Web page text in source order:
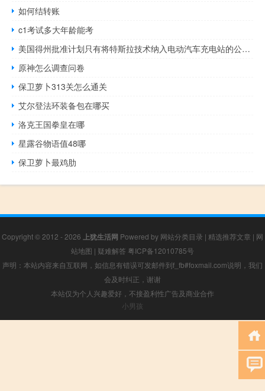
如何结转账
c1考试多大年龄能考
美国得州批准计划只有将特斯拉技术纳入电动汽车充电站的公司才有资格获联邦资金
原神怎么调查问卷
保卫萝卜313关怎么通关
艾尔登法环装备包在哪买
洛克王国拳皇在哪
星露谷物语值48哪
保卫萝卜最鸡肋
Copyright © 2012 - 2026 上犹生活网 Powered by 网站分类目录 | 精选推荐文章 | 网
站地图 | 疑难解答 粤ICP备12010785号
声明：本站内容来自互联网，如信息有错误可发邮件到f_fb#foxmail.com说明，我们
会及时纠正，谢谢
本站仅为个人兴趣爱好，不接盈利性广告及商业合作
小男孩